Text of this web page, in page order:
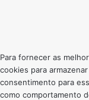
Para fornecer as
cookies para
consentimento para
como comportamento